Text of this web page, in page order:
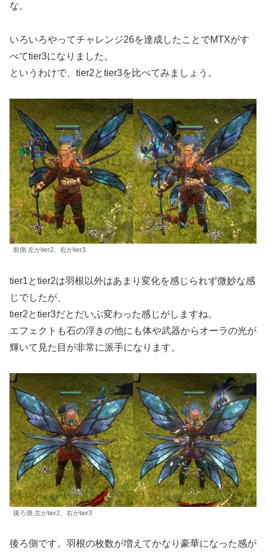
な。
いろいろやってチャレンジ26を達成したことでMTXがす
べてtier3になりました。
というわけで、tier2とtier3を比べてみましょう。
前側 左がtier2、右がtier3
tier1とtier2は羽根以外はあまり変化を感じられず微妙な感
じでしたが、
tier2とtier3だとだいぶ変わった感じがしますね。
エフェクトも石の浮きの他にも体や武器からオーラの光が
輝いて見た目が非常に派手になります。
後ろ側 左がtier2、右がtier3
後ろ側です。羽根の枚数が増えてかなり豪華になった感が